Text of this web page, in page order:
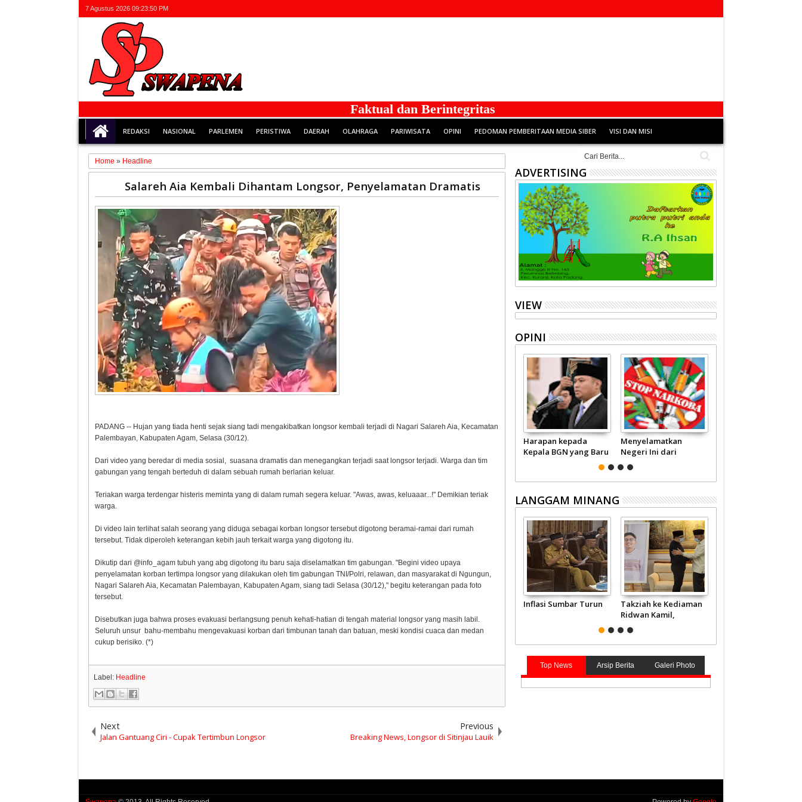
7 Agustus 2026 09:23:51 PM
Faktual dan Berintegritas
REDAKSI NASIONAL PARLEMEN PERISTIWA DAERAH OLAHRAGA PARIWISATA OPINI PEDOMAN PEMBERITAAN MEDIA SIBER VISI DAN MISI
Home » Headline
Salareh Aia Kembali Dihantam Longsor, Penyelamatan Dramatis
PADANG -- Hujan yang tiada henti sejak siang tadi mengakibatkan longsor kembali terjadi di Nagari Salareh Aia, Kecamatan
Palembayan, Kabupaten Agam, Selasa (30/12).
Dari video yang beredar di media sosial, suasana dramatis dan menegangkan terjadi saat longsor terjadi. Warga dan tim
gabungan yang tengah berteduh di dalam sebuah rumah berlarian keluar.
Teriakan warga terdengar histeris meminta yang di dalam rumah segera keluar. "Awas, awas, keluaaar...!" Demikian teriak
warga.
Di video lain terlihat salah seorang yang diduga sebagai korban longsor tersebut digotong beramai-ramai dari rumah
tersebut. Tidak diperoleh keterangan kebih jauh terkait warga yang digotong itu.
Dikutip dari @info_agam tubuh yang abg digotong itu baru saja diselamatkan tim gabungan. "Begini video upaya
penyelamatan korban tertimpa longsor yang dilakukan oleh tim gabungan TNI/Polri, relawan, dan masyarakat di Ngungun,
Nagari Salareh Aia, Kecamatan Palembayan, Kabupaten Agam, siang tadi Selasa (30/12)," begitu keterangan pada foto
tersebut.
Disebutkan juga bahwa proses evakuasi berlangsung penuh kehati-hatian di tengah material longsor yang masih labil.
Seluruh unsur bahu-membahu mengevakuasi korban dari timbunan tanah dan batuan, meski kondisi cuaca dan medan
cukup berisiko. (*)
Label: Headline
Next
Jalan Gantuang Ciri - Cupak Tertimbun Longsor
Previous
Breaking News, Longsor di Sitinjau Lauik
ADVERTISING
VIEW
OPINI
Harapan kepada
Kepala BGN yang Baru
Menyelamatkan
Negeri Ini dari
Narkoba
LANGGAM MINANG
Inflasi Sumbar Turun
Takziah ke Kediaman
Ridwan Kamil,
Gubernur Mahyeldi
Doakan Eril Syahid
Top News Arsip Berita Galeri Photo